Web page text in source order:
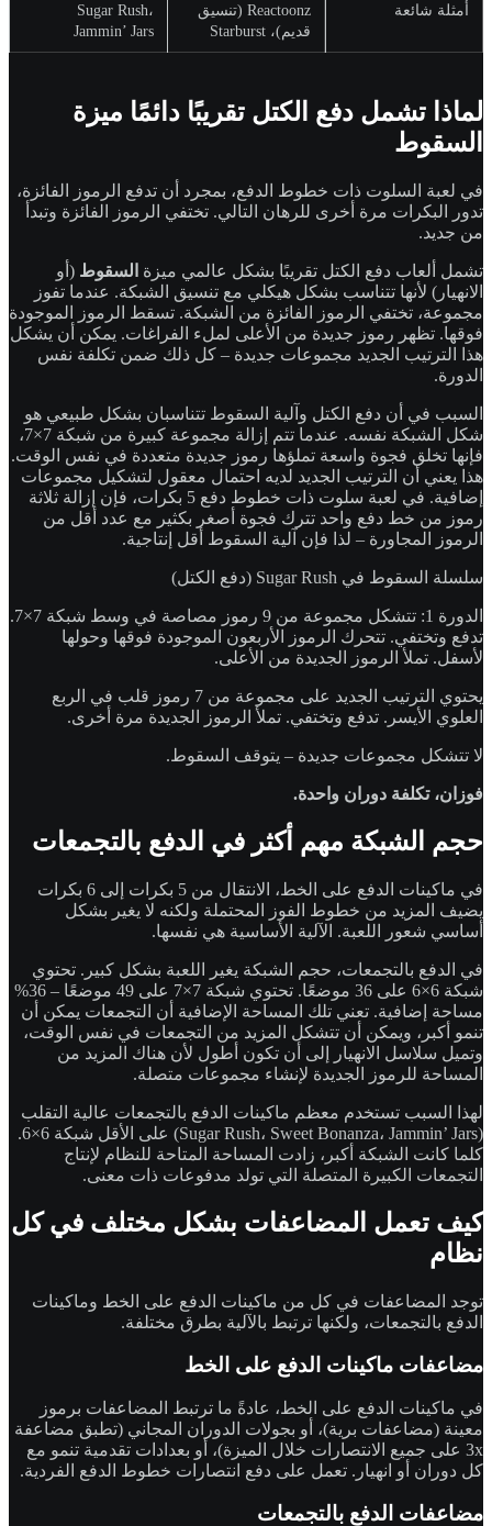
أمثلة شائعة
Reactoonz (تنسيق
قديم)، Starburst
Sugar Rush،
Jammin’ Jars
لماذا تشمل دفع الكتل تقريبًا دائمًا ميزة
السقوط
في لعبة السلوت ذات خطوط الدفع، بمجرد أن تدفع الرموز الفائزة،
تدور البكرات مرة أخرى للرهان التالي. تختفي الرموز الفائزة وتبدأ
من جديد.
تشمل ألعاب دفع الكتل تقريبًا بشكل عالمي ميزة السقوط (أو
الانهيار) لأنها تتناسب بشكل هيكلي مع تنسيق الشبكة. عندما تفوز
مجموعة، تختفي الرموز الفائزة من الشبكة. تسقط الرموز الموجودة
فوقها. تظهر رموز جديدة من الأعلى لملء الفراغات. يمكن أن يشكل
هذا الترتيب الجديد مجموعات جديدة – كل ذلك ضمن تكلفة نفس
الدورة.
السبب في أن دفع الكتل وآلية السقوط تتناسبان بشكل طبيعي هو
شكل الشبكة نفسه. عندما تتم إزالة مجموعة كبيرة من شبكة 7×7،
فإنها تخلق فجوة واسعة تملؤها رموز جديدة متعددة في نفس الوقت.
هذا يعني أن الترتيب الجديد لديه احتمال معقول لتشكيل مجموعات
إضافية. في لعبة سلوت ذات خطوط دفع 5 بكرات، فإن إزالة ثلاثة
رموز من خط دفع واحد تترك فجوة أصغر بكثير مع عدد أقل من
الرموز المجاورة – لذا فإن آلية السقوط أقل إنتاجية.
سلسلة السقوط في Sugar Rush (دفع الكتل)
الدورة 1: تتشكل مجموعة من 9 رموز مصاصة في وسط شبكة 7×7.
تدفع وتختفي. تتحرك الرموز الأربعون الموجودة فوقها وحولها
لأسفل. تملأ الرموز الجديدة من الأعلى.
يحتوي الترتيب الجديد على مجموعة من 7 رموز قلب في الربع
العلوي الأيسر. تدفع وتختفي. تملأ الرموز الجديدة مرة أخرى.
لا تتشكل مجموعات جديدة – يتوقف السقوط.
فوزان، تكلفة دوران واحدة.
حجم الشبكة مهم أكثر في الدفع بالتجمعات
في ماكينات الدفع على الخط، الانتقال من 5 بكرات إلى 6 بكرات
يضيف المزيد من خطوط الفوز المحتملة ولكنه لا يغير بشكل
أساسي شعور اللعبة. الآلية الأساسية هي نفسها.
في الدفع بالتجمعات، حجم الشبكة يغير اللعبة بشكل كبير. تحتوي
شبكة 6×6 على 36 موضعًا. تحتوي شبكة 7×7 على 49 موضعًا – 36%
مساحة إضافية. تعني تلك المساحة الإضافية أن التجمعات يمكن أن
تنمو أكبر، ويمكن أن تتشكل المزيد من التجمعات في نفس الوقت،
وتميل سلاسل الانهيار إلى أن تكون أطول لأن هناك المزيد من
المساحة للرموز الجديدة لإنشاء مجموعات متصلة.
لهذا السبب تستخدم معظم ماكينات الدفع بالتجمعات عالية التقلب
(Sugar Rush، Sweet Bonanza، Jammin’ Jars) على الأقل شبكة 6×6.
كلما كانت الشبكة أكبر، زادت المساحة المتاحة للنظام لإنتاج
التجمعات الكبيرة المتصلة التي تولد مدفوعات ذات معنى.
كيف تعمل المضاعفات بشكل مختلف في كل
نظام
توجد المضاعفات في كل من ماكينات الدفع على الخط وماكينات
الدفع بالتجمعات، ولكنها ترتبط بالآلية بطرق مختلفة.
مضاعفات ماكينات الدفع على الخط
في ماكينات الدفع على الخط، عادةً ما ترتبط المضاعفات برموز
معينة (مضاعفات برية)، أو بجولات الدوران المجاني (تطبق مضاعفة
3x على جميع الانتصارات خلال الميزة)، أو بعدادات تقدمية تنمو مع
كل دوران أو انهيار. تعمل على دفع انتصارات خطوط الدفع الفردية.
مضاعفات الدفع بالتجمعات